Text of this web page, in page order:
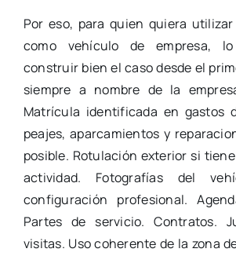
Por eso, para quien quiera
como vehículo de empresa,
construir bien el caso desde el
siempre a nombre de la
Matrícula identificada en gastos
peajes, aparcamientos y
posible. Rotulación exterior si
actividad. Fotografías del
configuración profesional.
Partes de servicio. Contratos.
visitas. Uso coherente de la zona